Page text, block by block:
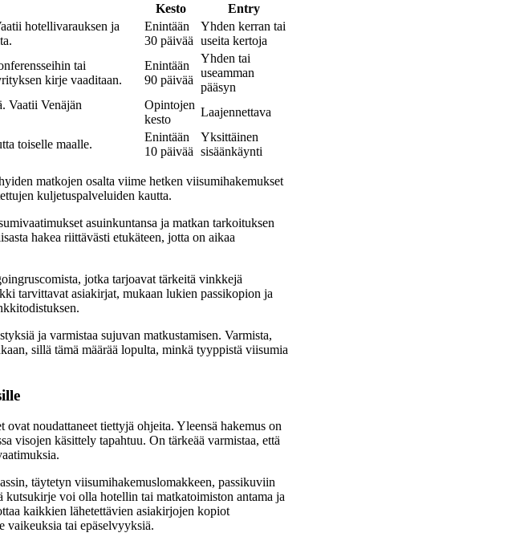
Kesto
Entry
hotellivarauksen ja
Enintään
30 päivää
Yhden kerran tai
useita kertoja
tai
kirje vaaditaan.
Enintään
90 päivää
Yhden tai
useamman
pääsyn
Vaatii Venäjän
Opintojen
kesto
Laajennettava
toiselle maalle.
Enintään
10 päivää
Yksittäinen
sisäänkäynti
matkojen osalta viime hetken viisumihakemukset
kuljetuspalveluiden kautta.
asuinkuntansa ja matkan tarkoituksen
hakea riittävästi etukäteen, jotta on aikaa
jotka tarjoavat tärkeitä vinkkejä
tarvittavat asiakirjat, mukaan lukien passikopion ja
ja varmistaa sujuvan matkustamisen. Varmista,
sillä tämä määrää lopulta, minkä tyyppistä viisumia
noudattaneet tiettyjä ohjeita. Yleensä hakemus on
visojen käsittely tapahtuu. On tärkeää varmistaa, että
täytetyn viisumihakemuslomakkeen, passikuviin
voi olla hotellin tai matkatoimiston antama ja
kaikkien lähetettävien asiakirjojen kopiot
vaikeuksia tai epäselvyyksiä.